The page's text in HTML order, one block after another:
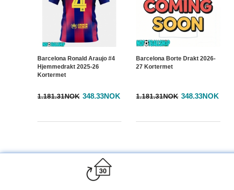
Barcelona Ronald Araujo #4
Hjemmedrakt 2025-26
Kortermet
1.181.31NOK 348.33NOK
Barcelona Borte Drakt 2026-
27 Kortermet
1.181.31NOK 348.33NOK